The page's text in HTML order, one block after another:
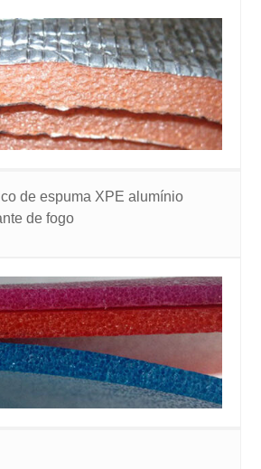
de espuma XPE alumínio
de fogo